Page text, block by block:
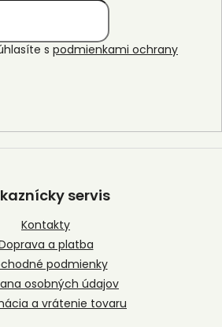
s podmienkami ochrany
servis
Kontakty
a platba
podmienky
osobných údajov
a vrátenie tovaru